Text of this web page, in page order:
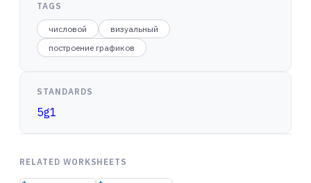
TAGS
числовой
визуальный
построение графиков
STANDARDS
5g1
RELATED WORKSHEETS